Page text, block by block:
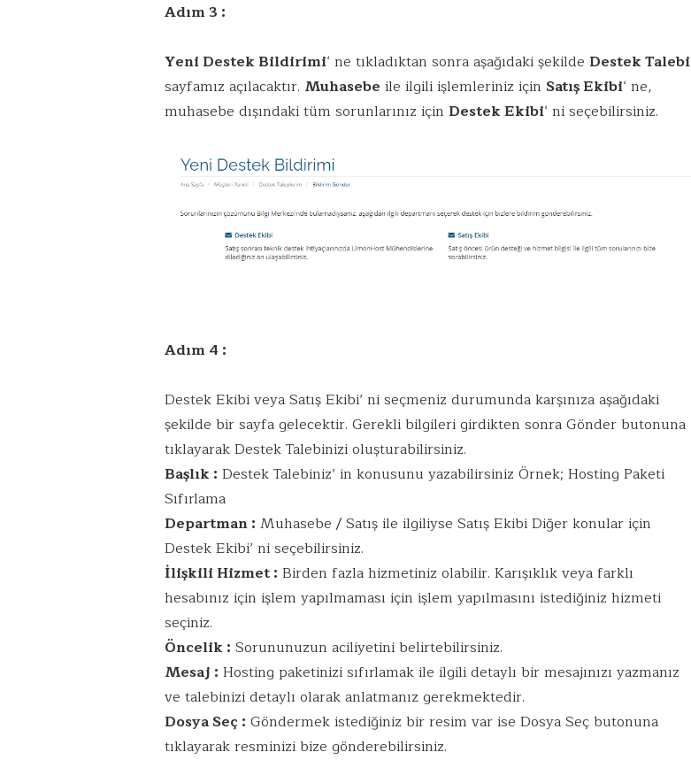
Adım 3 :
Yeni Destek Bildirimi‘ ne tıkladıktan sonra aşağıdaki şekilde Destek Talebi
sayfamız açılacaktır. Muhasebe ile ilgili işlemleriniz için Satış Ekibi‘ ne,
muhasebe dışındaki tüm sorunlarınız için Destek Ekibi‘ ni seçebilirsiniz.
Adım 4 :
Destek Ekibi veya Satış Ekibi’ ni seçmeniz durumunda karşınıza aşağıdaki
şekilde bir sayfa gelecektir. Gerekli bilgileri girdikten sonra Gönder butonuna
tıklayarak Destek Talebinizi oluşturabilirsiniz.
Başlık : Destek Talebiniz’ in konusunu yazabilirsiniz Örnek; Hosting Paketi
Sıfırlama
Departman : Muhasebe / Satış ile ilgiliyse Satış Ekibi Diğer konular için
Destek Ekibi’ ni seçebilirsiniz.
İlişkili Hizmet : Birden fazla hizmetiniz olabilir. Karışıklık veya farklı
hesabınız için işlem yapılmaması için işlem yapılmasını istediğiniz hizmeti
seçiniz.
Öncelik : Sorununuzun aciliyetini belirtebilirsiniz.
Mesaj : Hosting paketinizi sıfırlamak ile ilgili detaylı bir mesajınızı yazmanız
ve talebinizi detaylı olarak anlatmanız gerekmektedir.
Dosya Seç : Göndermek istediğiniz bir resim var ise Dosya Seç butonuna
tıklayarak resminizi bize gönderebilirsiniz.